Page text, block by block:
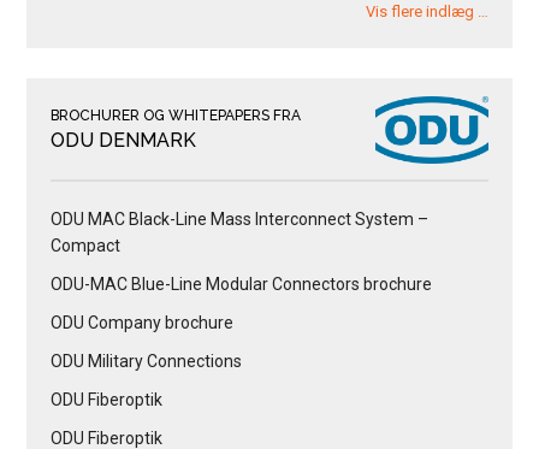
Vis flere indlæg …
BROCHURER OG WHITEPAPERS FRA
ODU DENMARK
ODU MAC Black-Line Mass Interconnect System –
Compact
ODU-MAC Blue-Line Modular Connectors brochure
ODU Company brochure
ODU Military Connections
ODU Fiberoptik
ODU Fiberoptik